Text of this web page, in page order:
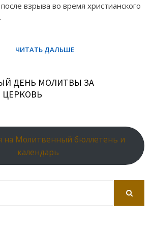
взрыва во время христианского
ДЕНЬ МОЛИТВЫ ЗА
на Молитвенный бюллетень и
календарь